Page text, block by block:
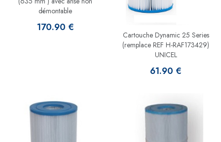
démontable
170.90 €
Cartouche Dynamic 25 Series
(remplace REF H-RAF173429)
UNICEL
61.90 €